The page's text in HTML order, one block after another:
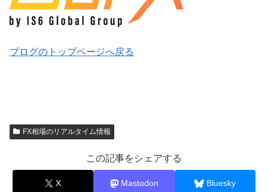
ブログのトップページへ戻る
FX相場のリアルタイム情報
この記事をシェアする
X Mastodon Bluesky